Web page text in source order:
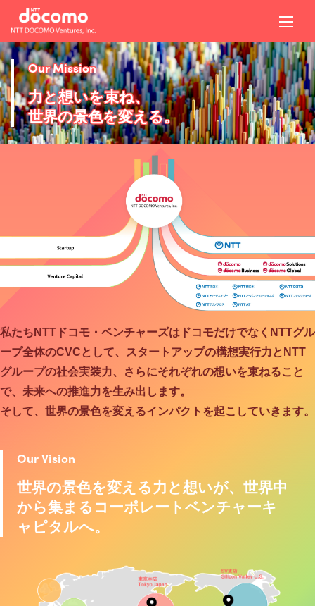
Our Mission
力と想いを束ね、
世界の景色を変える。
私たちNTTドコモ・ベンチャーズはドコモだけでなくNTTグル
ープ全体のCVCとして、 スタートアップの構想実行力とNTT
グループの社会実装力、
さらにそれぞれの想いを束ねること
で、未来への推進力を生み出します。
そして、世界の景色を変えるインパクトを起こしていきます。
Our Vision
世界の景色を変える力と想いが、 世界中
から集まるコーポレートベンチャーキ
ャピタルへ。